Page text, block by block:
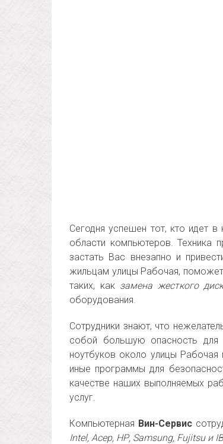
Сегодня успешен тот, кто идет
области компьютеров. Техника
застать Вас внезапно и
жильцам улицы Рабочая,
таких, как замена жесткого
оборудования.
Сотрудники знают, что
собой большую опасность для
ноутбуков около улицы Рабочая
иные программы для
качестве наших выполняемых
услуг.
Компьютерная Вин-Сервис
Intel, Асер, НР, Samsung, Fujitsu и